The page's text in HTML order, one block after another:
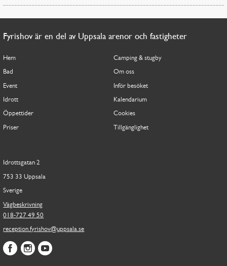
Fyrishov är en del av Uppsala arenor och fastigheter
Hem
Bad
Event
Idrott
Öppettider
Priser
Camping & stugby
Om oss
Inför besöket
Kalendarium
Cookies
Tillgänglighet
Idrottsgatan 2
753 33 Uppsala
Sverige
Vägbeskrivning
018-727 49 50
reception.fyrishov@uppsala.se